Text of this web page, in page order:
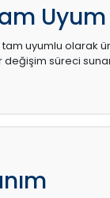
Uyum
uyumlu olarak
süreci